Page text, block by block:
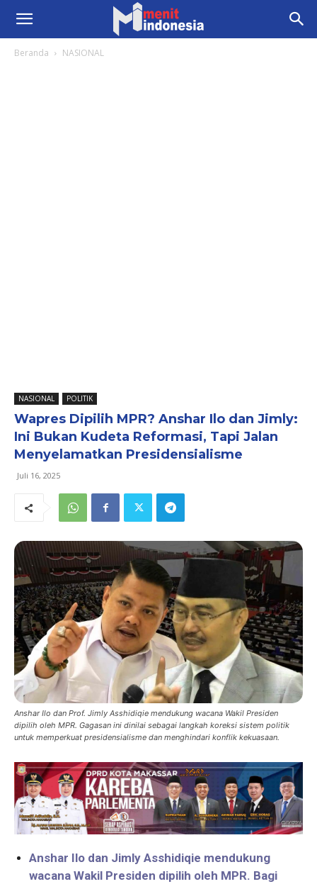
Beranda NASIONAL
NASIONAL POLITIK
Wapres Dipilih MPR? Anshar Ilo dan Jimly:
Ini Bukan Kudeta Reformasi, Tapi Jalan
Menyelamatkan Presidensialisme
Juli 16, 2025
Anshar Ilo dan Prof. Jimly Asshidiqie mendukung wacana Wakil Presiden
dipilih oleh MPR. Gagasan ini dinilai sebagai langkah koreksi sistem politik
untuk memperkuat presidensialisme dan menghindari konflik kekuasaan.
Anshar Ilo dan Jimly Asshidiqie mendukung
wacana Wakil Presiden dipilih oleh MPR. Bagi